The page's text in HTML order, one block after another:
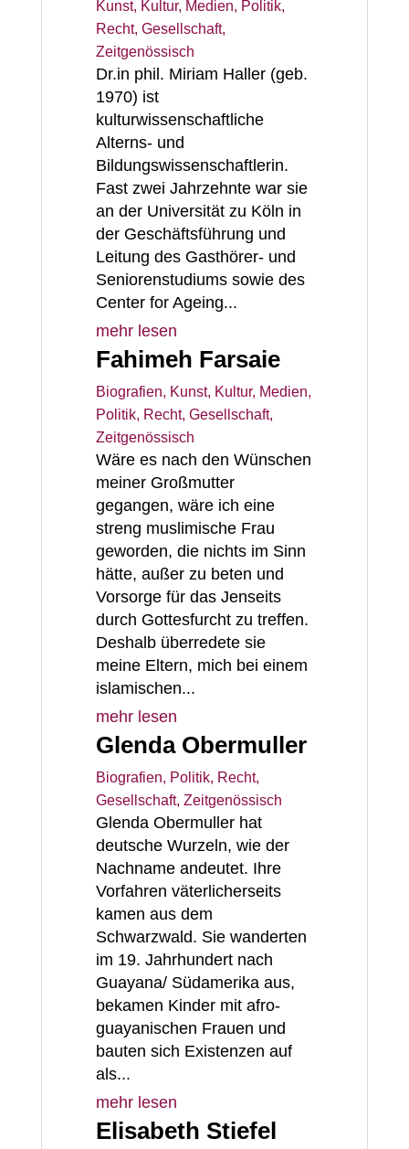
Kunst, Kultur, Medien, Politik,
Recht, Gesellschaft,
Zeitgenössisch
Dr.in phil. Miriam Haller (geb.
1970) ist
kulturwissenschaftliche
Alterns- und
Bildungswissenschaftlerin.
Fast zwei Jahrzehnte war sie
an der Universität zu Köln in
der Geschäftsführung und
Leitung des Gasthörer- und
Seniorenstudiums sowie des
Center for Ageing...
mehr lesen
Fahimeh Farsaie
Biografien, Kunst, Kultur, Medien,
Politik, Recht, Gesellschaft,
Zeitgenössisch
Wäre es nach den Wünschen
meiner Großmutter
gegangen, wäre ich eine
streng muslimische Frau
geworden, die nichts im Sinn
hätte, außer zu beten und
Vorsorge für das Jenseits
durch Gottesfurcht zu treffen.
Deshalb überredete sie
meine Eltern, mich bei einem
islamischen...
mehr lesen
Glenda Obermuller
Biografien, Politik, Recht,
Gesellschaft,Zeitgenössisch
Glenda Obermuller hat
deutsche Wurzeln, wie der
Nachname andeutet. Ihre
Vorfahren väterlicherseits
kamen aus dem
Schwarzwald. Sie wanderten
im 19. Jahrhundert nach
Guayana/ Südamerika aus,
bekamen Kinder mit afro-
guayanischen Frauen und
bauten sich Existenzen auf
als...
mehr lesen
Elisabeth Stiefel